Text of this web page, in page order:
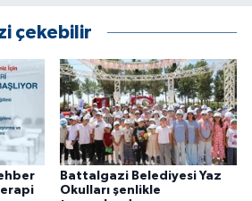
çekebilir
Battalgazi Belediyesi Yaz
Okulları şenlikle